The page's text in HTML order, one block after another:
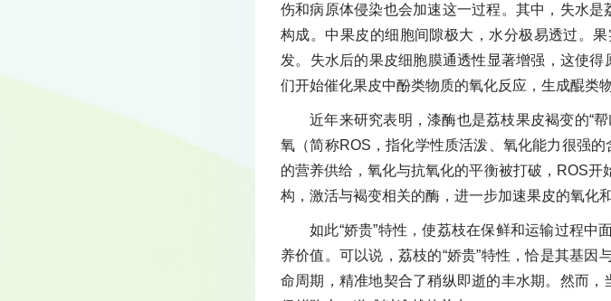
伤和病原体侵染也会加速这一过程。其中，失水
构成。中果皮的细胞间隙极大，水分极易透过。
发。失水后的果皮细胞膜通透性显著增强，这使
们开始催化果皮中酚类物质的氧化反应，生成醌类
近年来研究表明，漆酶也是荔枝果皮褐变的“
氧（简称ROS，指化学性质活泼、氧化能力很强
的营养供给，氧化与抗氧化的平衡被打破，ROS
构，激活与褐变相关的酶，进一步加速果皮的氧化和
如此“娇贵”特性，使荔枝在保鲜和运输过程
养价值。可以说，荔枝的“娇贵”特性，恰是其基
命周期，精准地契合了稍纵即逝的丰水期。然而